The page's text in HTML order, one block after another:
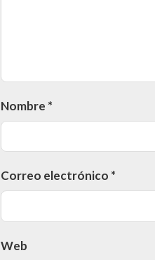
Nombre *
Correo electrónico *
Web